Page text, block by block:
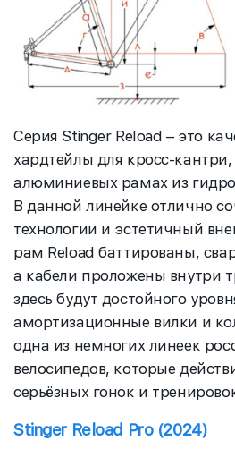
Серия Stinger Reload – это
хардтейлы для кросс-
алюминиевых рамах из
В данной линейке отлично
технологии и эстетичный
рам Reload баттированы,
а кабели проложены внутри
здесь будут достойного
амортизационные вилки и
одна из немногих линеек
велосипедов, которые
серьёзных гонок и
Stinger Reload Pro (2024)